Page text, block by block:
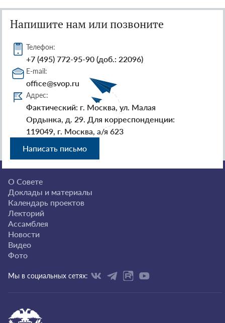
Напишите нам или позвоните
Телефон:
+7 (495) 772-95-90 (доб.: 22096)
E-mail:
office@svop.ru
Адрес:
Фактический: г. Москва, ул. Малая
Ордынка, д. 29. Для корреспонденции:
119049, г. Москва, а/я 623
Написать письмо
О Совете
Доклады и материалы
Календарь проектов
Лекторий
Ассамблея
Новости
Видео
Фото
Мы в социальных сетях: